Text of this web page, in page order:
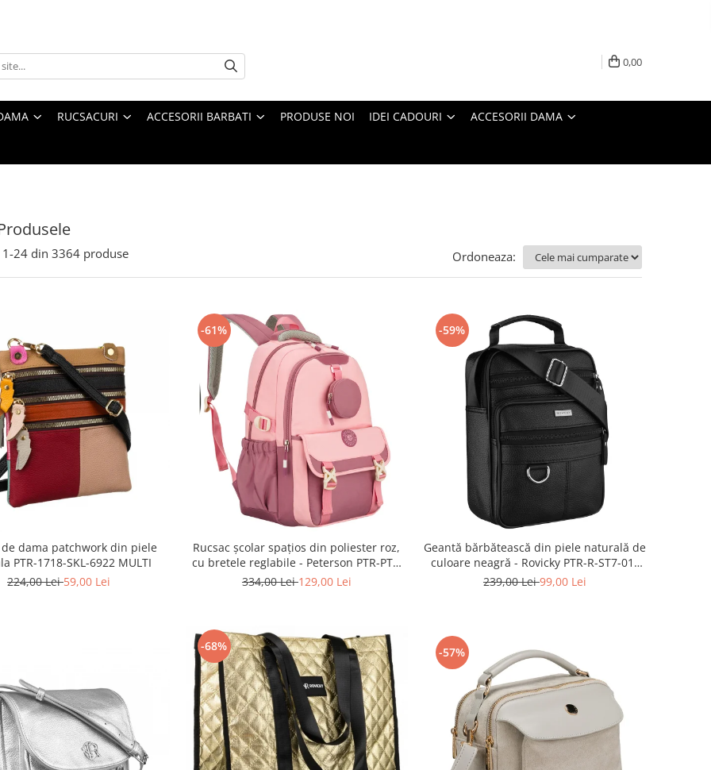
0,00
RUCSACURI ACCESORII BARBATI PRODUSE NOI IDEI CADOURI ACCESORII DAMA
1-24 din 3364 produse Ordoneaza:
de dama patchwork din piele
PTR-1718-SKL-6922 MULTI
224,00 Lei59,00 Lei
-61%
Rucsac școlar spațios din poliester roz,
cu bretele reglabile - Peterson PTR-PTN
8610-1327 PINK
334,00 Lei129,00 Lei
-59%
Geantă bărbătească din piele naturală de
culoare neagră - Rovicky PTR-R-ST7-01-
7571-BLACK
239,00 Lei99,00 Lei
-68% -57%